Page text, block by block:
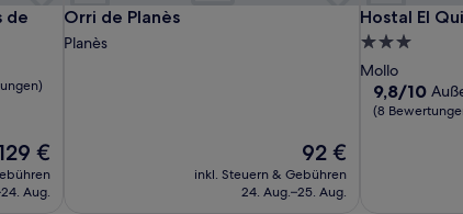
deMollo la Preste
€
Aug.
Orri de Planès
Orri de Planès
Planès
Der
Preis
beträgt
92 €
inkl. Steuern & Gebühren
24. Aug.–25. Aug.
Hostal El
Hostal El
3.0-
Sterne-
Unterkunft
Mollo
9.8
von
9,8/10
(8